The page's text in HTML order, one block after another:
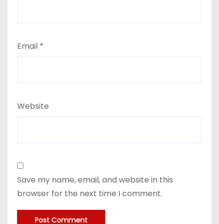
Email *
Website
Save my name, email, and website in this
browser for the next time I comment.